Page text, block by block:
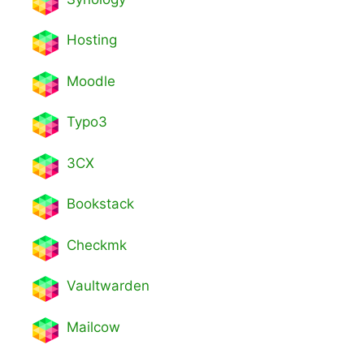
Hosting
Moodle
Typo3
3CX
Bookstack
Checkmk
Vaultwarden
Mailcow